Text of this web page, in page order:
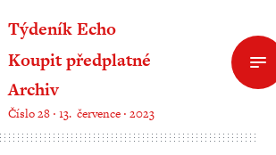
Týdeník Echo
Koupit předplatné
Archiv
Číslo 28 ‧ 13. července ‧ 2023